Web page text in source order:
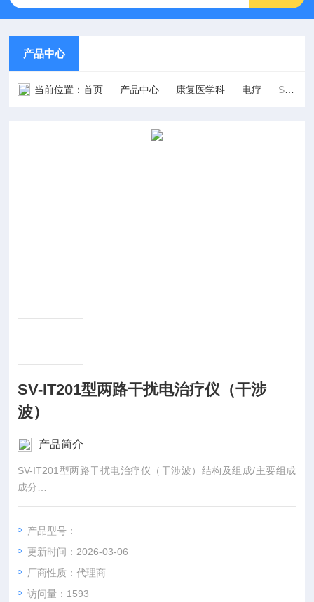
产品中心
当前位置：首页 产品中心 康复医学科 电疗 SV-IT201型两路干扰电治疗仪（干涉波）
SV-IT201型两路干扰电治疗仪（干涉
波）
产品简介
SV-IT201型两路干扰电治疗仪（干涉波）结构及组成/主要组成
成分
主要由主机、电源线、输出连接线、理疗电极片组成
产品型号：
更新时间：2026-03-06
厂商性质：代理商
访问量：1593